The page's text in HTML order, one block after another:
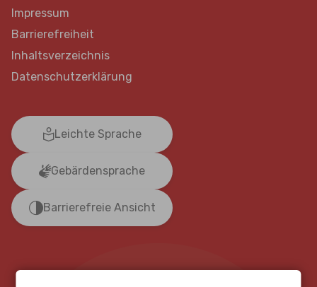
Impressum
Barrierefreiheit
Inhaltsverzeichnis
Datenschutzerklärung
Leichte Sprache
Gebärdensprache
Barrierefreie Ansicht